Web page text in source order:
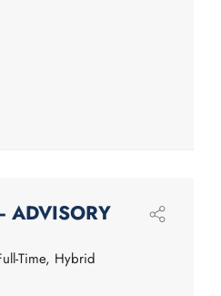
ADVISORY
Time, Hybrid